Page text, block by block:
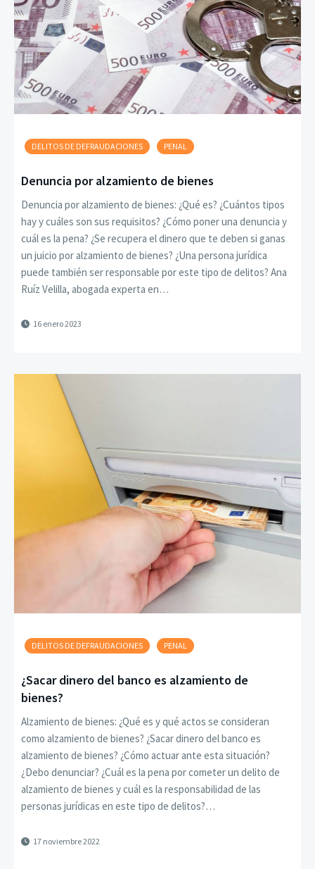
DELITOS DE DEFRAUDACIONES PENAL
Denuncia por alzamiento de bienes
Denuncia por alzamiento de bienes: ¿Qué es? ¿Cuántos tipos
hay y cuáles son sus requisitos? ¿Cómo poner una denuncia y
cuál es la pena? ¿Se recupera el dinero que te deben si ganas
un juicio por alzamiento de bienes? ¿Una persona jurídica
puede también ser responsable por este tipo de delitos? Ana
Ruíz Velilla, abogada experta en…
16 enero 2023
DELITOS DE DEFRAUDACIONES PENAL
¿Sacar dinero del banco es alzamiento de
bienes?
Alzamiento de bienes: ¿Qué es y qué actos se consideran
como alzamiento de bienes? ¿Sacar dinero del banco es
alzamiento de bienes? ¿Cómo actuar ante esta situación?
¿Debo denunciar? ¿Cuál es la pena por cometer un delito de
alzamiento de bienes y cuál es la responsabilidad de las
personas jurídicas en este tipo de delitos?…
17 noviembre 2022